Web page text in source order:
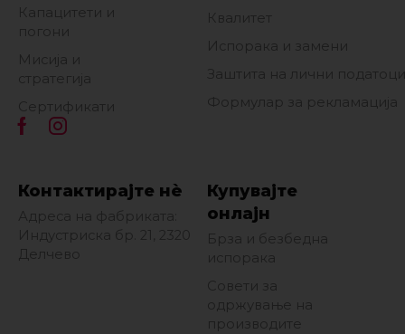
Капацитети и
погони
Мисија и
стратегија
Сертификати
Квалитет
Испорака и замени
Заштита на лични податоци
Формулар за рекламација
Контактирајте нè
Адреса на фабриката:
Индустриска бр. 21, 2320
Делчево
Купувајте
онлајн
Брза и безбедна
испорака
Совети за
одржување на
производите